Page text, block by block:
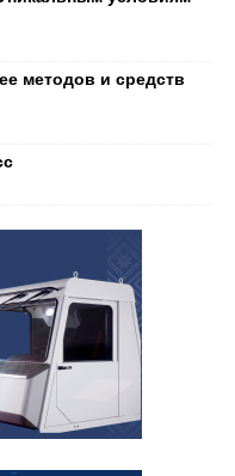
методов и средств